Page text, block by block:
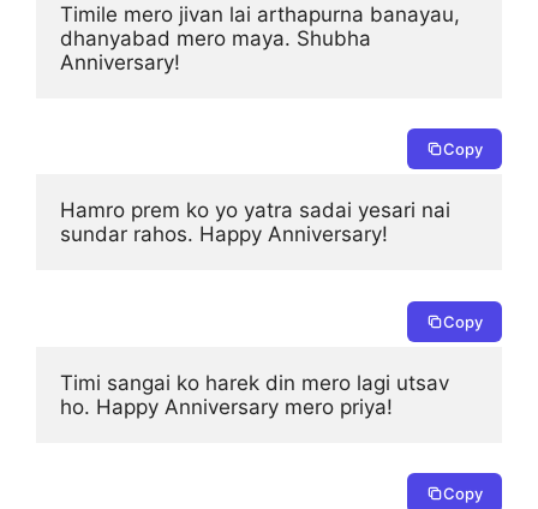
Timile mero jivan lai arthapurna banayau,
dhanyabad mero maya. Shubha
Anniversary!
Copy
Hamro prem ko yo yatra sadai yesari nai
sundar rahos. Happy Anniversary!
Copy
Timi sangai ko harek din mero lagi utsav
ho. Happy Anniversary mero priya!
Copy